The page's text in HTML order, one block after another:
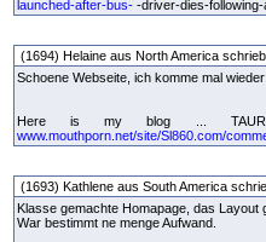
launched-after-bus- -driver-dies-
(1694) Helaine aus North America
Schoene Webseite, ich komme mal wieder
Here is my blog ...
www.mouthporn.net/site/Sl860.com/
(1693) Kathlene aus South America
Klasse gemachte Homapage, das Layout
War bestimmt ne menge Aufwand.